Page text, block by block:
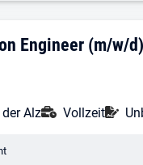
Engineer (m/w/
Alz Vollzeit